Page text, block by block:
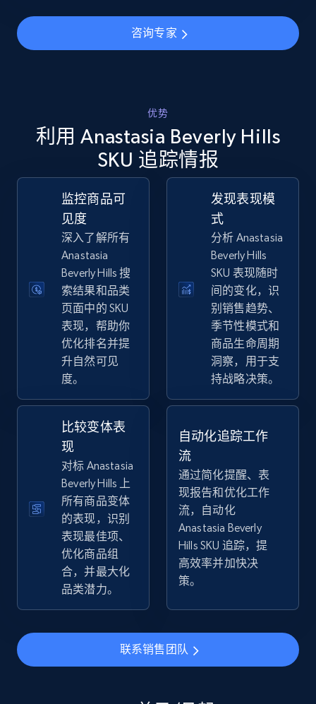
info, Stars, Feedbacks, Return policy, and more.
eBay
URL, Product id, Title, Seller name, Seller rating,
Seller reviews, Breadcrumbs, Root category, and
more.
2.5K+ 立即开始
eBay - Gather data on products using
specified keywords
URL, Product id, Title, Seller name, Seller rating,
Seller reviews, Breadcrumbs, Root category, and
more.
2.5K+ 359+ 立即开始
eBay - Collect products from shops on eBay
URL, Product id, Title, Seller name, Seller rating,
Seller reviews, Breadcrumbs, Root category, and
more.
2.5K+ 359+ 立即开始
URL, Product id, Title, Seller name, Seller rating,
Seller reviews, Breadcrumbs, Root category, and
咨询专家
优势
利用 Anastasia Beverly Hills
SKU 追踪情报
监控商品可
见度
深入了解所有
Anastasia
Beverly Hills 搜
索结果和品类
页面中的 SKU
表现，帮助你
优化排名并提
升自然可见
度。
发现表现模
式
分析 Anastasia
Beverly Hills
SKU 表现随时
间的变化，识
别销售趋势、
季节性模式和
商品生命周期
洞察，用于支
持战略决策。
比较变体表
现
对标 Anastasia
Beverly Hills 上
所有商品变体
的表现，识别
表现最佳项、
优化商品组
合，并最大化
品类潜力。
自动化追踪工作
流
通过简化提醒、表
现报告和优化工作
流，自动化
Anastasia Beverly
Hills SKU 追踪，提
高效率并加快决
策。
联系销售团队